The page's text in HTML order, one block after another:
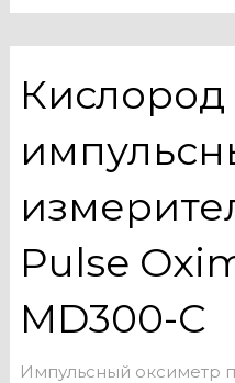
Кислород
Pulse
MD300-C
Импульсный оксиметр